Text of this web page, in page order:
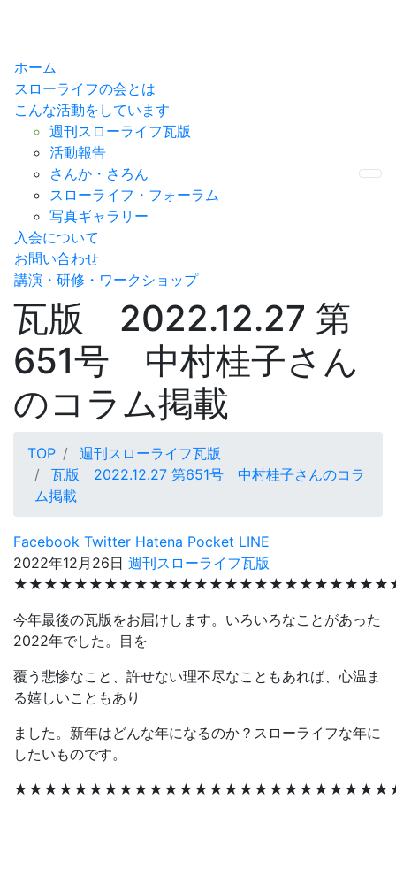
ホーム
スローライフの会とは
こんな活動をしています
週刊スローライフ瓦版
活動報告
さんか・さろん
スローライフ・フォーラム
写真ギャラリー
入会について
お問い合わせ
講演・研修・ワークショップ
瓦版 2022.12.27 第
651号 中村桂子さん
のコラム掲載
TOP
週刊スローライフ瓦版
瓦版 2022.12.27 第651号 中村桂子さんのコラ
ム掲載
Facebook Twitter Hatena Pocket LINE
2022年12月26日 週刊スローライフ瓦版
今年最後の瓦版をお届けします。いろいろなことがあった
2022年でした。目を
覆う悲惨なこと、許せない理不尽なこともあれば、心温ま
る嬉しいこともあり
ました。新年はどんな年になるのか？スローライフな年に
したいものです。